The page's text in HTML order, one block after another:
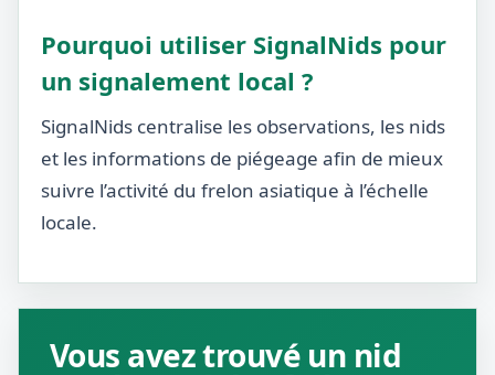
Pourquoi utiliser SignalNids pour
un signalement local ?
SignalNids centralise les observations, les nids
et les informations de piégeage afin de mieux
suivre l’activité du frelon asiatique à l’échelle
locale.
Vous avez trouvé un nid